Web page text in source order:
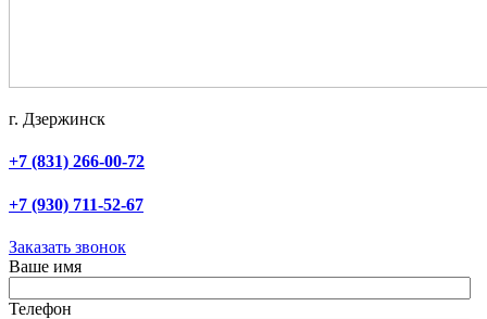
г. Дзержинск
+7 (831) 266-00-72
+7 (930) 711-52-67
Заказать звонок
Ваше имя
Телефон